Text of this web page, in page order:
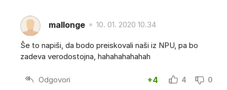
mallonge 10. 01. 2020 10.34
Še to napiši, da bodo preiskovali naši iz NPU, pa bo
zadeva verodostojna, hahahahahahah
Odgovori +4 4 0